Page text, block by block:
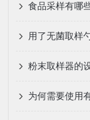
食品采样有哪
粉末取样器的
为何需要使用